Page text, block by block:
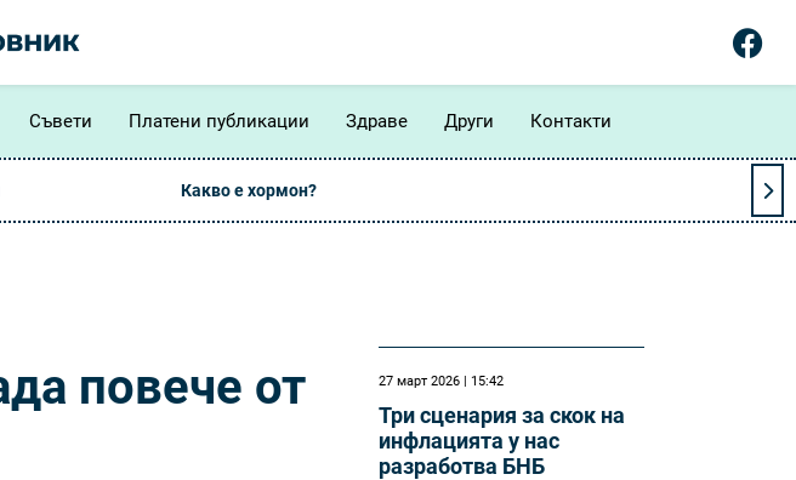
Съвети Платени публикации Здраве Други Контакти
Какво е хормон?
повече от
27 март 2026 | 15:42
Три сценария за скок на
инфлацията у нас
разработва БНБ